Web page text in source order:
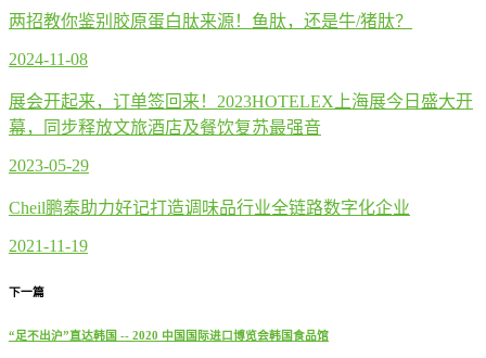
两招教你鉴别胶原蛋白肽来源！鱼肽，还是牛/猪肽？
2024-11-08
展会开起来，订单签回来！2023HOTELEX上海展今日盛大开
幕，同步释放文旅酒店及餐饮复苏最强音
2023-05-29
Cheil鹏泰助力好记打造调味品行业全链路数字化企业
2021-11-19
下一篇
“足不出沪”直达韩国 -- 2020 中国国际进口博览会韩国食品馆